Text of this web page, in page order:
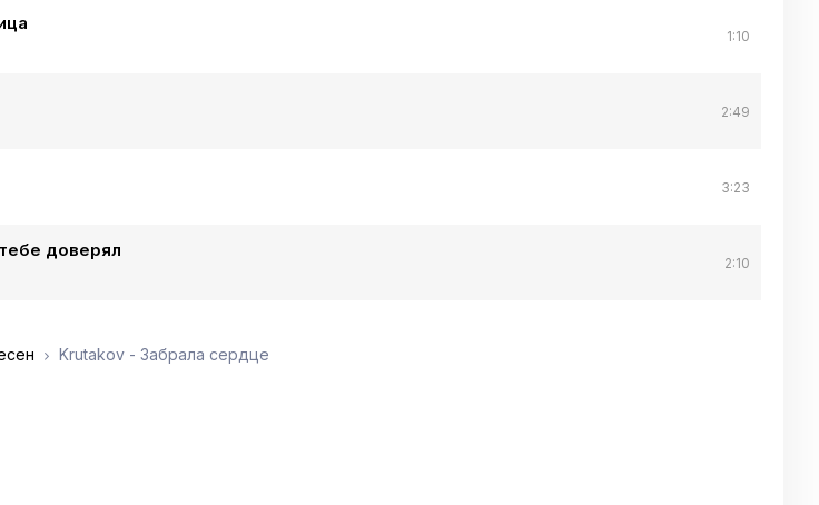
1:10
2:49
3:23
доверял
2:10
Krutakov - Забрала сердце